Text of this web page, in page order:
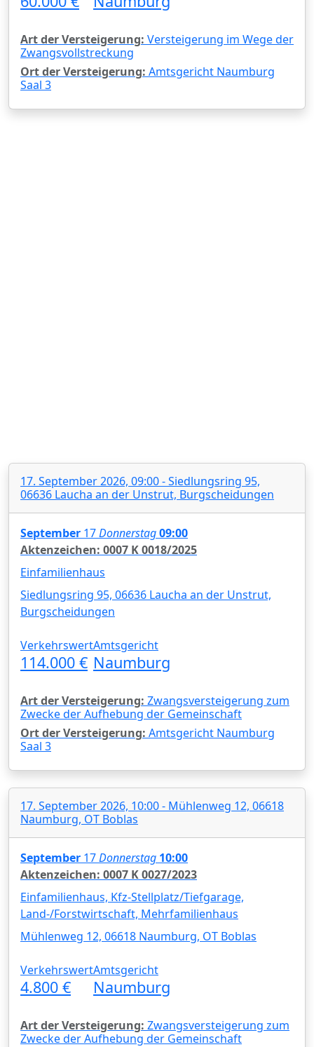
Art der Versteigerung: Versteigerung im Wege der
Zwangsvollstreckung
Ort der Versteigerung: Amtsgericht Naumburg
Saal 3
17. September 2026, 09:00 - Siedlungsring 95,
06636 Laucha an der Unstrut, Burgscheidungen
September 17Donnerstag09:00
Aktenzeichen: 0007 K 0018/2025
Einfamilienhaus
Siedlungsring 95, 06636 Laucha an der Unstrut,
Burgscheidungen
Verkehrswert
114.000 €
Amtsgericht
Naumburg
Art der Versteigerung: Zwangsversteigerung zum
Zwecke der Aufhebung der Gemeinschaft
Ort der Versteigerung: Amtsgericht Naumburg
Saal 3
17. September 2026, 10:00 - Mühlenweg 12, 06618
Naumburg, OT Boblas
September 17Donnerstag 10:00
Aktenzeichen: 0007 K 0027/2023
Einfamilienhaus, Kfz-Stellplatz/Tiefgarage,
Land-/Forstwirtschaft, Mehrfamilienhaus
Mühlenweg 12, 06618 Naumburg, OT Boblas
Verkehrswert
4.800 €
Amtsgericht
Naumburg
Art der Versteigerung: Zwangsversteigerung zum
Zwecke der Aufhebung der Gemeinschaft